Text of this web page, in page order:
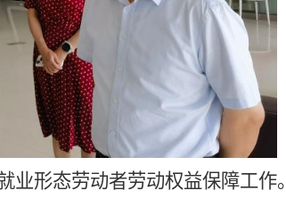
形态劳动者劳动权益保障工作。